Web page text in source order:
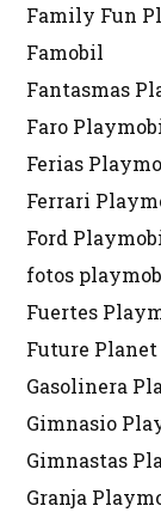
Family Fun
Famobil
Fantasmas
Faro
Ferias
Ferrari
Ford
fotos
Fuertes
Future Planet
Gasolinera
Gimnasio
Gimnastas
Granja